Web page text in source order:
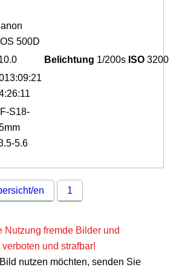
500D
Belichtung 1/200s ISO 3200
S18-
5.6
en 1
Nutzung fremde Bilder und
und strafbar!
nutzen möchten, senden Sie